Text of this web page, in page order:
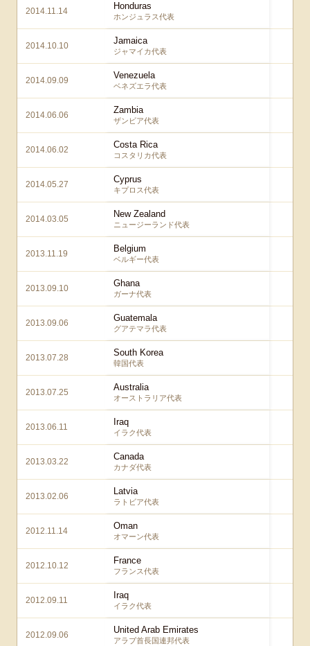
2014.11.14 Honduras
ホンジュラス代表
2014.10.10 Jamaica
ジャマイカ代表
2014.09.09 Venezuela
ベネズエラ代表
2014.06.06 Zambia
ザンビア代表
2014.06.02 Costa Rica
コスタリカ代表
2014.05.27 Cyprus
キプロス代表
2014.03.05 New Zealand
ニュージーランド代表
2013.11.19 Belgium
ベルギー代表
2013.09.10 Ghana
ガーナ代表
2013.09.06 Guatemala
グアテマラ代表
2013.07.28 South Korea
韓国代表
2013.07.25 Australia
オーストラリア代表
2013.06.11 Iraq
イラク代表
2013.03.22 Canada
カナダ代表
2013.02.06 Latvia
ラトビア代表
2012.11.14 Oman
オマーン代表
2012.10.12 France
フランス代表
2012.09.11 Iraq
イラク代表
2012.09.06 United Arab Emirates
アラブ首長国連邦代表